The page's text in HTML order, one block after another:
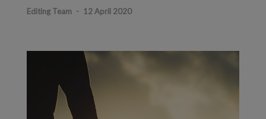
Editing Team - 12 April 2020